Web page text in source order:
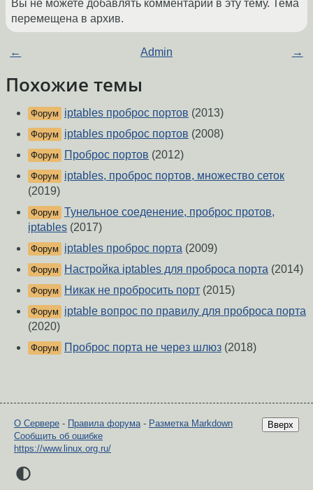
Вы не можете добавлять комментарии в эту тему. Тема
перемещена в архив.
← Admin →
Похожие темы
Форум iptables проброс портов (2013)
Форум iptables проброс портов (2008)
Форум Проброс портов (2012)
Форум
iptables, проброс портов, множество сеток
(2019)
Форум Тунельное соеденение, проброс протов,
iptables (2017)
Форум iptables проброс порта (2009)
Форум Настройка iptables для проброса порта (2014)
Форум Никак не пробросить порт (2015)
Форум
iptable вопрос по правилу для проброса порта
(2020)
Форум Проброс порта не через шлюз (2018)
Вверх
О Сервере - Правила форума- Разметка Markdown
Сообщить об ошибке
https://www.linux.org.ru/